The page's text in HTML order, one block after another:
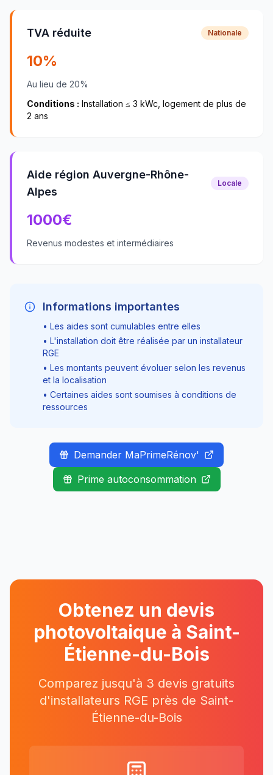
TVA réduite Nationale
10%
Au lieu de 20%
Conditions : Installation ≤ 3 kWc, logement de plus de
2 ans
Aide région Auvergne-Rhône-
Alpes
Locale
1000€
Revenus modestes et intermédiaires
Informations importantes
• Les aides sont cumulables entre elles
• L'installation doit être réalisée par un installateur
RGE
• Les montants peuvent évoluer selon les revenus
et la localisation
• Certaines aides sont soumises à conditions de
ressources
Demander MaPrimeRénov'
Prime autoconsommation
Obtenez un devis
photovoltaique à Saint-
Étienne-du-Bois
Comparez jusqu'à 3 devis gratuits
d'installateurs RGE près de Saint-
Étienne-du-Bois